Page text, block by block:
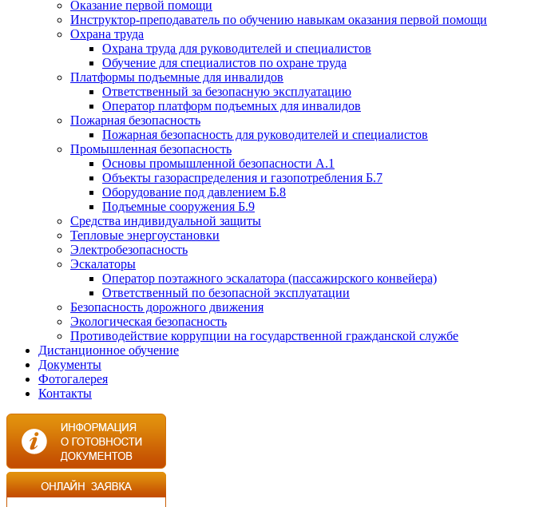
Оказание первой помощи
Инструктор-преподаватель по обучению навыкам оказания первой помощи
Охрана труда
Охрана труда для руководителей и специалистов
Обучение для специалистов по охране труда
Платформы подъемные для инвалидов
Ответственный за безопасную эксплуатацию
Оператор платформ подъемных для инвалидов
Пожарная безопасность
Пожарная безопасность для руководителей и специалистов
Промышленная безопасность
Основы промышленной безопасности А.1
Объекты газораспределения и газопотребления Б.7
Оборудование под давлением Б.8
Подъемные сооружения Б.9
Средства индивидуальной защиты
Тепловые энергоустановки
Электробезопасность
Эскалаторы
Оператор поэтажного эскалатора (пассажирского конвейера)
Ответственный по безопасной эксплуатации
Безопасность дорожного движения
Экологическая безопасность
Противодействие коррупции на государственной гражданской службе
Дистанционное обучение
Документы
Фотогалерея
Контакты